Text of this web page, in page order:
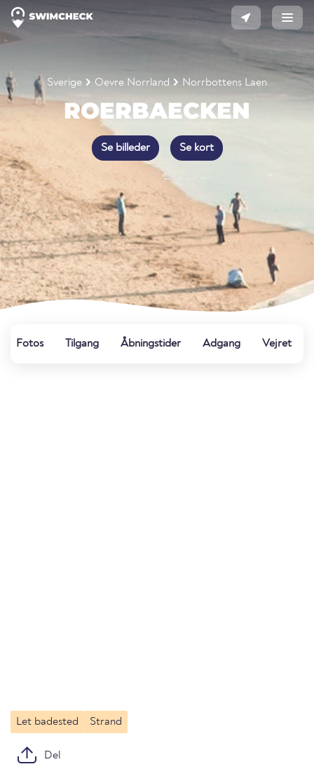
Sverige Oevre Norrland Norrbottens Laen
ROERBAECKEN
Se billeder Se kort
Fotos Tilgang Åbningstider Adgang Vejret
Let badested Strand
Del